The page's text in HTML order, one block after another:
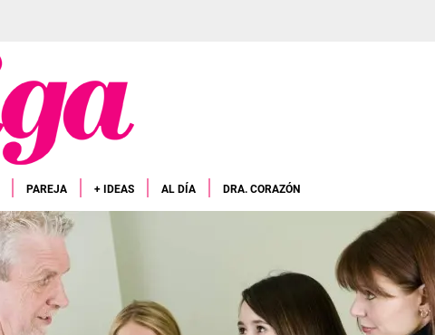
PAREJA + IDEAS AL DÍA DRA. CORAZÓN